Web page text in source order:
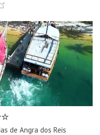
de Angra dos Reis